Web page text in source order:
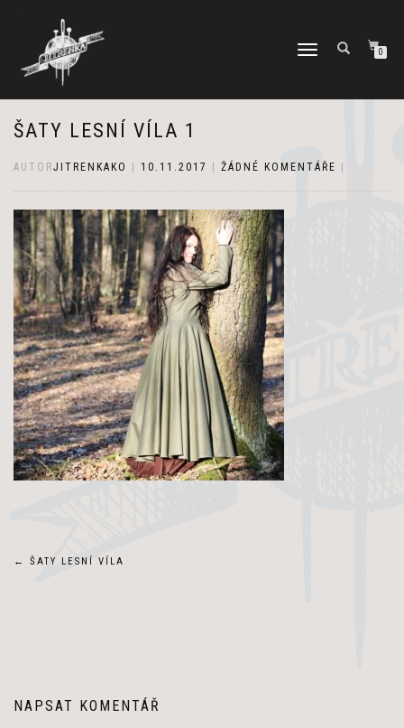
PŘEPNOUT
0
ŠATY LESNÍ VÍLA 1
AUTORJITRENKAKO 10.11.2017 ŽÁDNÉ KOMENTÁŘE
Navigace
← ŠATY LESNÍ VÍLA
NAPSAT KOMENTÁŘ